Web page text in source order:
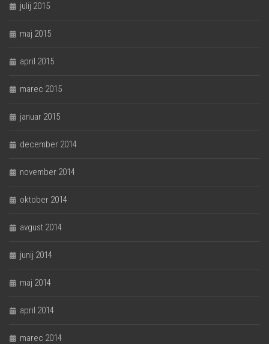
julij 2015
maj 2015
april 2015
marec 2015
januar 2015
december 2014
november 2014
oktober 2014
avgust 2014
junij 2014
maj 2014
april 2014
marec 2014